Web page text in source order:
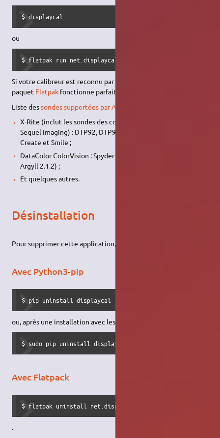
$ displaycal
ou
$ flatpak run net.displaycal.DisplayCAL
Si votre calibreur est reconnu par la version 2.1.2 d'Argyll, ce
paquet Flatpak fonctionne parfaitement sous
Liste dessondes supportées par Argyll CMS
X-Rite (inclut les sondes des compagnies Gretag-Macbeth et
Sequel imaging) : DTP92, DTP94, Chroma 5, i1, Color Munki
Create et Smile ;
DataColor ColorVision : Spyder 2, 3, 4, 5 et SpyderX (depuis
Argyll 2.1.2) ;
Et quelques autres.
Désinstallation
Pour supprimer cette application,
Avec Python3-pip
$ pip uninstall displaycal
ou, après une installation avec les
$ sudo pip uninstall displaycal
Avec Flatpack
$ flatpak uninstall net.displaycal.DisplayCAL